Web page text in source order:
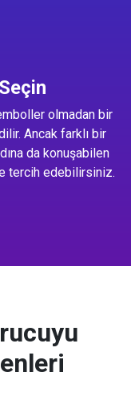
olmadan bir
Ancak farklı bir
da konuşabilen
tercih edebilirsiniz.